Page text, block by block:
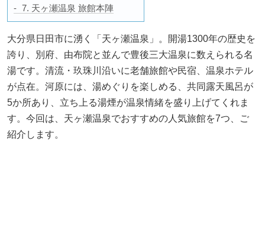
7. 天ヶ瀬温泉 旅館本陣
大分県日田市に湧く「天ヶ瀬温泉」。開湯1300年の歴史を
誇り、別府、由布院と並んで豊後三大温泉に数えられる名
湯です。清流・玖珠川沿いに老舗旅館や民宿、温泉ホテル
が点在。河原には、湯めぐりを楽しめる、共同露天風呂が
5か所あり、立ち上る湯煙が温泉情緒を盛り上げてくれま
す。今回は、天ヶ瀬温泉でおすすめの人気旅館を7つ、ご
紹介します。